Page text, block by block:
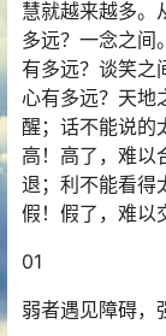
慧就越来越多。
多远？一念之间
有多远？谈笑之
心有多远？天地
醒；话不能说的
高！高了，难以
退；利不能看得
假！假了，难以
01
弱者遇见障碍，